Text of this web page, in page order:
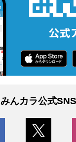
みんカラ公式SNS